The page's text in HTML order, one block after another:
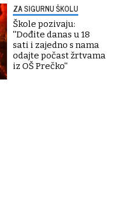
ZA SIGURNU ŠKOLU
Škole pozivaju:
''Dođite danas u 18
sati i zajedno s nama
odajte počast žrtvama
iz OŠ Prečko''